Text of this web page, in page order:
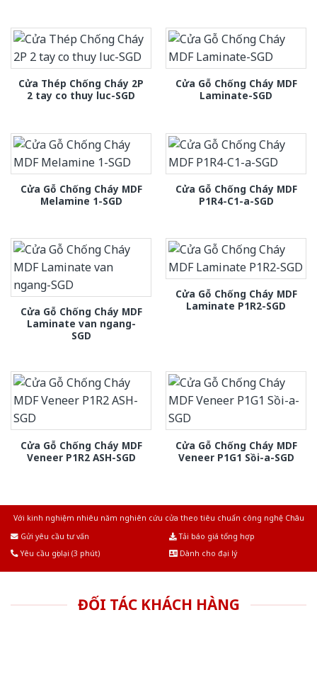
Cửa Thép Chống Cháy 2P
2 tay co thuy luc-SGD
Cửa Gỗ Chống Cháy MDF
Laminate-SGD
Cửa Gỗ Chống Cháy MDF
Melamine 1-SGD
Cửa Gỗ Chống Cháy MDF
P1R4-C1-a-SGD
Cửa Gỗ Chống Cháy MDF
Laminate van ngang-
SGD
Cửa Gỗ Chống Cháy MDF
Laminate P1R2-SGD
Cửa Gỗ Chống Cháy MDF
Veneer P1R2 ASH-SGD
Cửa Gỗ Chống Cháy MDF
Veneer P1G1 Sồi-a-SGD
Với kinh nghiệm nhiêu năm nghiên cứu cửa theo tiêu chuẩn công nghệ Châu
Gửi yêu cầu tư vấn
Tải báo giá tổng hợp
Yêu cầu gọi lại (3 phút)
Dành cho đại lý
ĐỐI TÁC KHÁCH HÀNG